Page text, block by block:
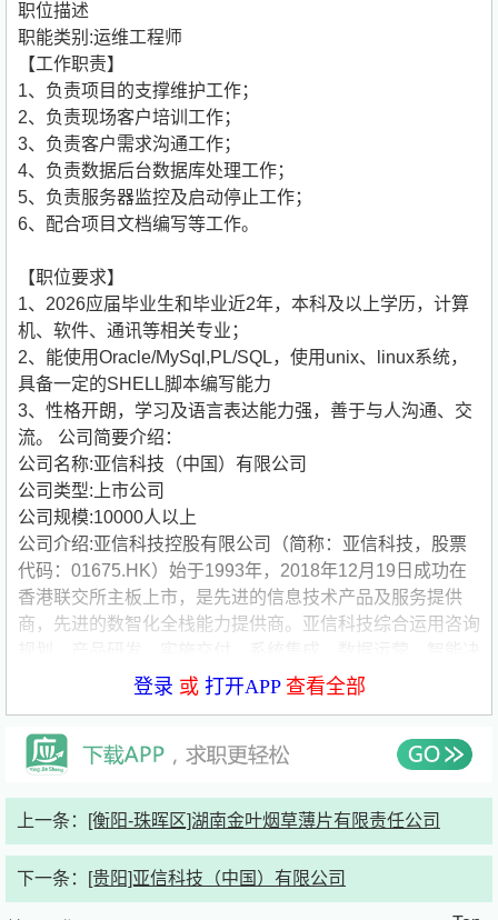
职位描述
职能类别:运维工程师
【工作职责】
1、负责项目的支撑维护工作；
2、负责现场客户培训工作；
3、负责客户需求沟通工作；
4、负责数据后台数据库处理工作；
5、负责服务器监控及启动停止工作；
6、配合项目文档编写等工作。
【职位要求】
1、2026应届毕业生和毕业近2年，本科及以上学历，计算
机、软件、通讯等相关专业；
2、能使用Oracle/MySql,PL/SQL，使用unix、linux系统，
具备一定的SHELL脚本编写能力
3、性格开朗，学习及语言表达能力强，善于与人沟通、交
流。 公司简要介绍：
公司名称:亚信科技（中国）有限公司
公司类型:上市公司
公司规模:10000人以上
公司介绍:亚信科技控股有限公司（简称：亚信科技，股票
代码：01675.HK）始于1993年，2018年12月19日成功在
香港联交所主板上市，是先进的信息技术产品及服务提供
商，先进的数智化全栈能力提供商。亚信科技综合运用咨询
策、客户服务等数智化全栈能力，为百行千业提供端到端、
大数据、人工智能、物联网、数智运营、业务及网络支撑系
统等领域具有先进的技术能力和众多成功案例，客户遍及通
登录 或 打开APP查看全部
上一条： [衡阳-珠晖区]湖南金叶烟草薄片有限责任公司
下一条： [贵阳]亚信科技（中国）有限公司